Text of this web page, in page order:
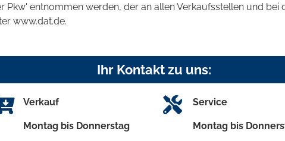
Pkw' entnommen werden, der an allen Verkaufsstellen und
www.dat.de.
Ihr Kontakt zu uns:
Verkauf
Montag bis Donnerstag
Service
Montag bis